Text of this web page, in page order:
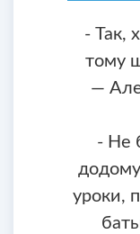
- Так,
тому
—
- Не
уроки,